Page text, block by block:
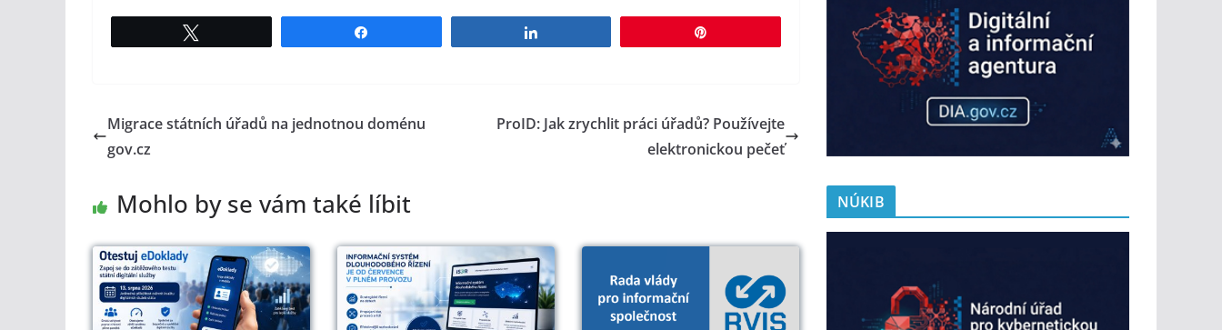
Migrace státních úřadů na jednotnou doménu
gov.cz
ProID: Jak zrychlit práci úřadů? Používejte
elektronickou pečeť
Mohlo by se vám také líbit NÚKIB